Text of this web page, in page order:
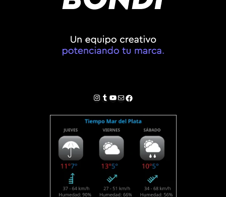
Instagram
Tumblr
YouTube
Correo electrónico
Facebook